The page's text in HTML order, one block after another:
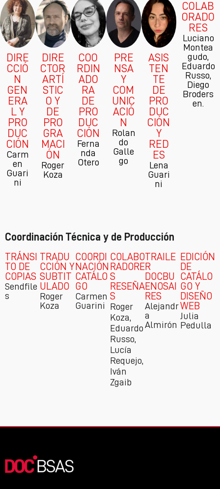
DIRE
CCIÓ
N
GEN
ERA
L Y
PRO
DUC
CIÓN
Carm
en
Guari
ni
DIRE
CTOR
ARTÍ
STIC
O Y
DE
PRO
GRA
MACI
ÓN
Roger
Koza
COO
RDIN
ADO
RA
DE
PRO
DUC
CIÓN
Ferna
nda
Otero
PRE
NSA
Y
COM
UNIC
ACIÓ
N
Rolan
do
Galle
go
ASIS
TEN
TE
DE
PRO
DUC
CIÓN
Y
RED
ES
Lena
Guari
ni
COLAB
ORADO
RES
Luciano
Montea
gudo,
Eduardo
Russo,
Diego
Broders
en.
Coordinación Técnica y de Producción
TRÁNSI
TO DE
COPIAS
Sendfile
s
TRADU
CCIÓN Y
SUBTIT
ULADO
Roger
Koza
COORDI
NACIÓN
CATÁLO
GO
Carmen
Guarini
COLABO
RADORE
S
RESEÑA
S
Roger
Koza,
Eduardo
Russo,
Lucía
Requejo,
Iván
Zgaib
TRAILE
R
DOCBU
ENOSAI
RES
Alejandr
a
Almirón
EDICIÓN
DE
CATÁLO
GO Y
DISEÑO
WEB
Julia
Pedulla